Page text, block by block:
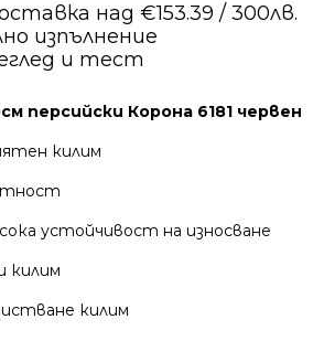
над €153.39 / 300лв.
изпълнение
и тест
персийски Корона 6181 червен
килим
устойчивост на износване
килим
килим